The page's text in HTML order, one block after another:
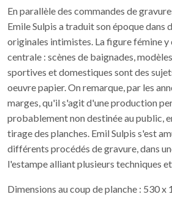
En parallèle des commandes de
Emile Sulpis a traduit son époque dans
originales intimistes. La figure fémine y
centrale : scènes de baignades,
sportives et domestiques sont des
oeuvre papier. On remarque, par les
marges, qu'il s'agit d'une production
probablement non destinée au public,
tirage des planches. Emil Sulpis s'est
différents procédés de gravure, dans
l'estampe alliant plusieurs techniques
Dimensions au coup de planche : 530 x